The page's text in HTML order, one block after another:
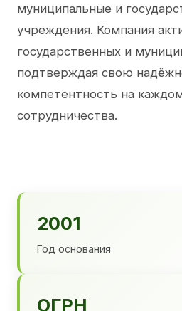
муниципальные и
учреждения. Компания
государственных и
подтверждая свою
компетентность на
сотрудничества.
2001
Год основания
ОГРН